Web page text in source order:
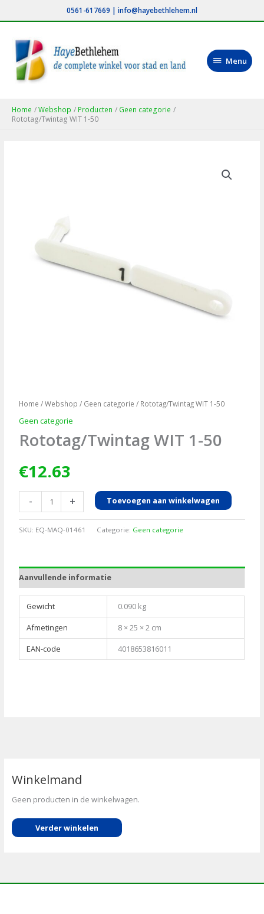
naar
inhoud
0561-617669 | info@hayebethlehem.nl
Menu
Menu
Home Webshop Producten
Geen categorie
Rototag/Twintag WIT 1-50
Home /Webshop / Geen categorie / Rototag/Twintag WIT 1-50
Geen categorie
Rototag/Twintag WIT 1-50
€12.63
-
Rototag/Twintag
WIT
+ Toevoegen aan winkelwagen
SKU: EQ-MAQ-01461 Categorie: Geen categorie
Aanvullende informatie
Gewicht
0.090 kg
Afmetingen
8 × 25 × 2 cm
EAN-code
4018653816011
Winkelmand
Geen producten in de winkelwagen.
Verder winkelen